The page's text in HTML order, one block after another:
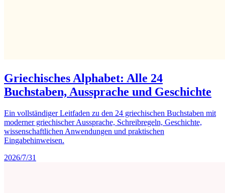
Griechisches Alphabet: Alle 24
Buchstaben, Aussprache und Geschichte
Ein vollständiger Leitfaden zu den 24 griechischen Buchstaben mit
moderner griechischer Aussprache, Schreibregeln, Geschichte,
wissenschaftlichen Anwendungen und praktischen
Eingabehinweisen.
2026/7/31